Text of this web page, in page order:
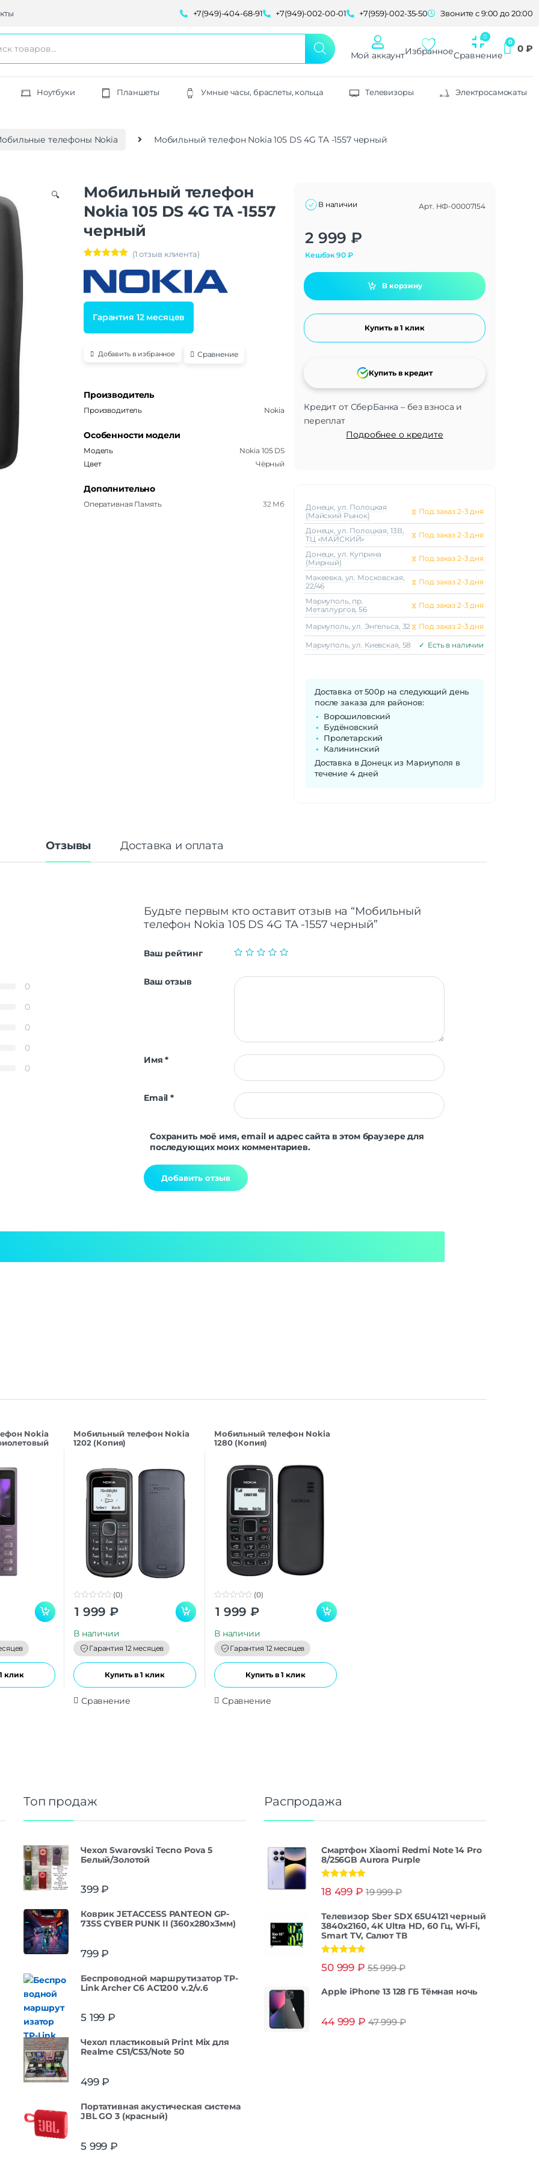
+7(949)-404-68-91 +7(949)-002-00-01 +7(959)-002-35-50 Звоните с 9:00 до 20:00
Мой аккаунтИзбранноеСравнение
0 ₽
Ноутбуки Планшеты Умные часы, браслеты, кольца Телевизоры Электросамокаты
телефоны Nokia Мобильный телефон Nokia 105 DS 4G TA -1557 черный
🔍
Мобильный телефон
Nokia 105 DS 4G TA -1557
черный
5.00из 5 на
основе
опроса
я
(1отзыв клиента)
Гарантия 12 месяцев
Добавить в избранное Сравнение
Производитель
Производитель Nokia
Особенности модели
Модель
Nokia 105 DS
Цвет
Чёрный
Дополнительно
Оперативная Память 32 Мб
В наличии Арт. НФ-00007154
2 999 ₽
Кешбэк90₽
В корзину
Купить в 1 клик
Кредит от СберБанка – без взноса и
переплат
Подробнее о кредите
Купить в кредит
Alternative:
Донецк, ул. Полоцкая
(Майский Рынок)
⧖ Под заказ 2-3 дня
Донецк, ул. Полоцкая, 13В,
ТЦ «МАЙСКИЙ»
⧖ Под заказ 2-3 дня
Донецк, ул. Куприна
(Мирный)
⧖ Под заказ 2-3 дня
Макеeвка, ул. Московская,
22/46
⧖ Под заказ 2-3 дня
Мариуполь, пр.
Металлургов, 56
⧖ Под заказ 2-3 дня
Мариуполь, ул. Энгельса, 32 ⧖ Под заказ 2-3 дня
Мариуполь, ул. Киевская, 58 ✓ Есть в наличии
Доставка от 500р на следующий день
после заказа для районов:
Ворошиловский
Будёновский
Пролетарский
Калининский
Доставка в Донецк из Мариуполя в
течение 4 дней
Отзывы Доставка и оплата
0
0
0
0
0
Будьте первым кто оставит отзыв на “Мобильный
телефон Nokia 105 DS 4G TA -1557 черный”
Ваш рейтинг
Ваш отзыв
Имя*
Email*
Сохранить моё имя, email и адрес сайта в этом браузере для
последующих моих комментариев.
Nokia
клик
Мобильный телефон Nokia
1202 (Копия)
o
(0)
1 999 ₽
В наличии
Гарантия 12 месяцев
Купить в 1 клик
Сравнение
Мобильный телефон Nokia
1280 (Копия)
o
(0)
1 999 ₽
В наличии
Гарантия 12 месяцев
Купить в 1 клик
Сравнение
Топ продаж
Чехол Swarovski Tecno Pova 5
Белый/Золотой
399₽
Коврик JETACCESS PANTEON GP-
73SS CYBER PUNK II (360x280x3мм)
799₽
Беспроводной маршрутизатор TP-
Link Archer C6 AC1200 v.2/v.6
5 199 ₽
Чехол пластиковый Print Mix для
Realme C51/C53/Note 50
499₽
Портативная акустическая система
JBL GO 3 (красный)
5 999 ₽
Распродажа
Смартфон Xiaomi Redmi Note 14 Pro
8/256GB Aurora Purple
из 5
18 499 ₽ 19 999₽
Телевизор Sber SDX 65U4121 черный
3840x2160, 4K Ultra HD, 60 Гц, Wi-Fi,
Smart TV, Салют ТВ
из 5
50 999 ₽ 55 999₽
Apple iPhone 13 128 ГБ Тёмная ночь
44 999 ₽ 47 999₽